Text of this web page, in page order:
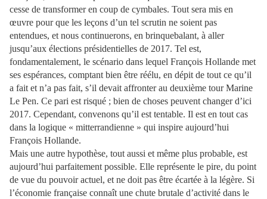
cesse de transformer en coup de cymbales. Tout sera mis en
œuvre pour que les leçons d’un tel scrutin ne soient pas
entendues, et nous continuerons, en brinquebalant, à aller
jusqu’aux élections présidentielles de 2017. Tel est,
fondamentalement, le scénario dans lequel François Hollande met
ses espérances, comptant bien être réélu, en dépit de tout ce qu’il
a fait et n’a pas fait, s’il devait affronter au deuxième tour Marine
Le Pen. Ce pari est risqué ; bien de choses peuvent changer d’ici
2017. Cependant, convenons qu’il est tentable. Il est en tout cas
dans la logique « mitterrandienne » qui inspire aujourd’hui
François Hollande.
Mais une autre hypothèse, tout aussi et même plus probable, est
aujourd’hui parfaitement possible. Elle représente le pire, du point
de vue du pouvoir actuel, et ne doit pas être écartée à la légère. Si
l’économie française connaît une chute brutale d’activité dans le